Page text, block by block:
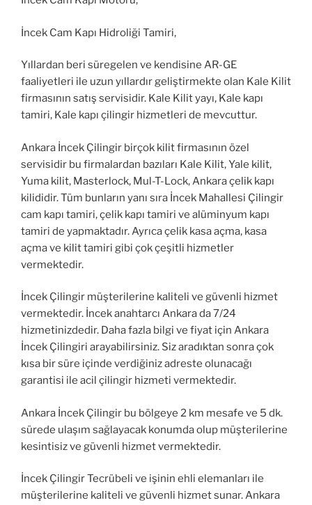
İncek Cam Kapı Hidroliği Tamiri,
Yıllardan beri süregelen ve kendisine AR-GE
faaliyetleri ile uzun yıllardır geliştirmekte olan Kale Kilit
firmasının satış servisidir. Kale Kilit yayı, Kale kapı
tamiri, Kale kapı çilingir hizmetleri de mevcuttur.
Ankara İncek Çilingir birçok kilit firmasının özel
servisidir bu firmalardan bazıları Kale Kilit, Yale kilit,
Yuma kilit, Masterlock, Mul-T-Lock, Ankara çelik kapı
kilididir. Tüm bunların yanı sıra İncek Mahallesi Çilingir
cam kapı tamiri, çelik kapı tamiri ve alüminyum kapı
tamiri de yapmaktadır. Ayrıca çelik kasa açma, kasa
açma ve kilit tamiri gibi çok çeşitli hizmetler
vermektedir.
İncek Çilingir müşterilerine kaliteli ve güvenli hizmet
vermektedir. İncek anahtarcı Ankara da 7/24
hizmetinizdedir. Daha fazla bilgi ve fiyat için Ankara
İncek Çilingiri arayabilirsiniz. Siz aradıktan sonra çok
kısa bir süre içinde verdiğiniz adreste olunacağı
garantisi ile acil çilingir hizmeti vermektedir.
Ankara İncek Çilingir bu bölgeye 2 km mesafe ve 5 dk.
sürede ulaşım sağlayacak konumda olup müşterilerine
kesintisiz ve güvenli hizmet vermektedir.
İncek Çilingir Tecrübeli ve işinin ehli elemanları ile
müşterilerine kaliteli ve güvenli hizmet sunar. Ankara